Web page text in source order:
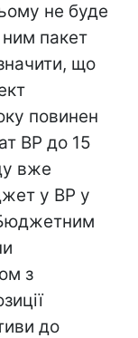
не буде
пакет
що
повинен
ВР до 15
вже
у ВР у
Бюджетним
з
до